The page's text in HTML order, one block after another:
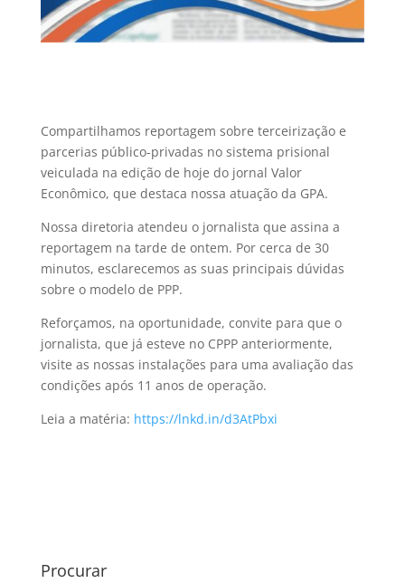
Compartilhamos reportagem sobre terceirização e
parcerias público-privadas no sistema prisional
veiculada na edição de hoje do jornal Valor
Econômico, que destaca nossa atuação da GPA.
Nossa diretoria atendeu o jornalista que assina a
reportagem na tarde de ontem. Por cerca de 30
minutos, esclarecemos as suas principais dúvidas
sobre o modelo de PPP.
Reforçamos, na oportunidade, convite para que o
jornalista, que já esteve no CPPP anteriormente,
visite as nossas instalações para uma avaliação das
condições após 11 anos de operação.
Leia a matéria: https://lnkd.in/d3AtPbxi
Procurar